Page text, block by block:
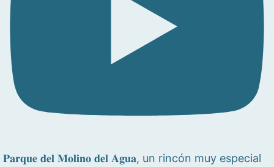
𝐏𝐚𝐫𝐪𝐮𝐞 𝐝𝐞𝐥 𝐌𝐨𝐥𝐢𝐧𝐨 𝐝𝐞𝐥 𝐀𝐠𝐮𝐚, un rincón muy especial